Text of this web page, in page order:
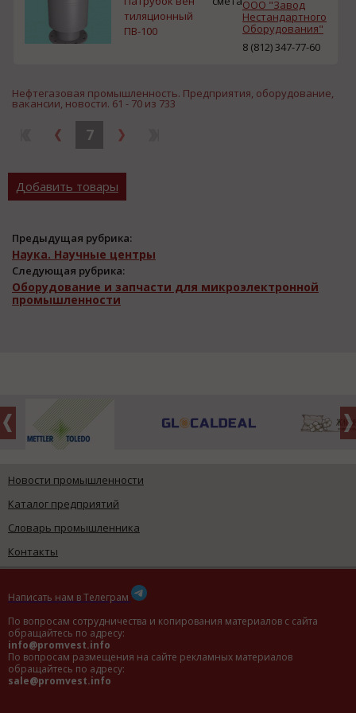
тиляционный
ПВ-100
ООО "Завод
Нестандартного
Оборудования"
8 (812) 347-77-60
Нефтегазовая промышленность. Предприятия, оборудование,
вакансии, новости. 61 - 70 из 733
7
Добавить товары
Предыдущая рубрика:
Наука. Научные центры
Следующая рубрика:
Оборудование и запчасти для микроэлектронной
промышленности
Новости промышленности
Каталог предприятий
Словарь промышленника
Контакты
Написать нам в Телеграм
По вопросам сотрудничества и копирования материалов с сайта
обращайтесь по адресу:
info@promvest.info
По вопросам размещения на сайте рекламных материалов
обращайтесь по адресу:
sale@promvest.info